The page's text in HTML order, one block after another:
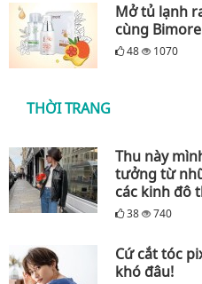
Mở tủ lạnh
cùng Bimore
48 1070
THỜI TRANG
Thu này
tưởng từ
các kinh đô
38 740
Cứ cắt tóc
khó đâu!